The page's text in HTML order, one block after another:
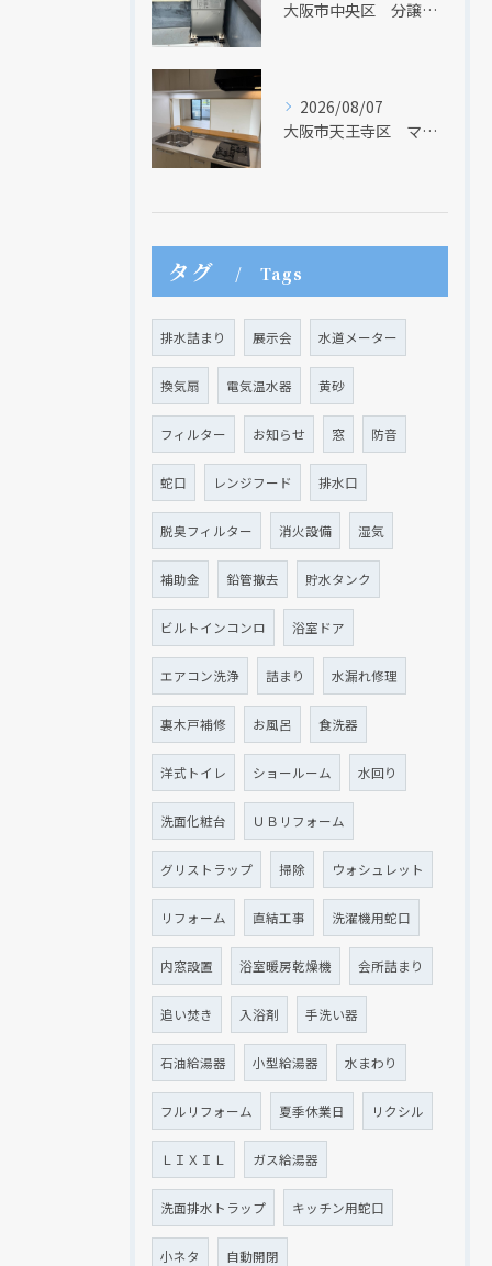
大阪市中央区 分譲マンションの給湯器取替リフォーム工事 UV除菌機能搭載給湯器
2026/08/07
大阪市天王寺区 マンションのキッチン取替及び内装リフォーム工事 クリナップ
タグ Tags
排水詰まり 展示会 水道メーター
換気扇 電気温水器 黄砂
フィルター お知らせ 窓 防音
蛇口 レンジフード 排水口
脱臭フィルター 消火設備 湿気
補助金 鉛管撤去 貯水タンク
ビルトインコンロ 浴室ドア
エアコン洗浄 詰まり 水漏れ修理
裏木戸補修 お風呂 食洗器
洋式トイレ ショールーム 水回り
洗面化粧台 ＵＢリフォーム
グリストラップ 掃除 ウォシュレット
リフォーム 直結工事 洗濯機用蛇口
内窓設置 浴室暖房乾燥機 会所詰まり
追い焚き 入浴剤 手洗い器
石油給湯器 小型給湯器 水まわり
フルリフォーム 夏季休業日 リクシル
ＬＩＸＩＬ ガス給湯器
洗面排水トラップ キッチン用蛇口
小ネタ 自動開閉
現在、新聞に入っている折込チラシです。
クリックでチラシのページにジャンプします